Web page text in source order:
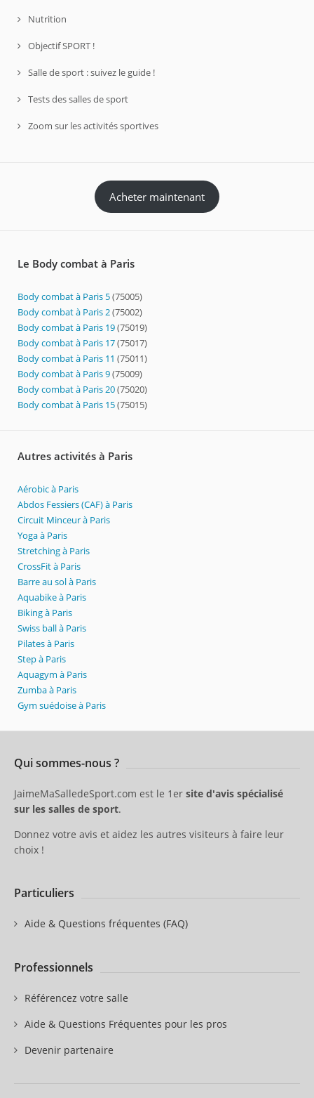
Nutrition
Objectif SPORT !
Salle de sport : suivez le guide !
Tests des salles de sport
Zoom sur les activités sportives
Acheter maintenant
Le Body combat à Paris
Body combat à Paris 5(75005)
Body combat à Paris 2(75002)
Body combat à Paris 19(75019)
Body combat à Paris 17(75017)
Body combat à Paris 11 (75011)
Body combat à Paris 9(75009)
Body combat à Paris 20(75020)
Body combat à Paris 15(75015)
Autres activités à Paris
Aérobic à Paris
Abdos Fessiers (CAF) à Paris
Circuit Minceur à Paris
Yoga à Paris
Stretching à Paris
CrossFit à Paris
Barre au sol à Paris
Aquabike à Paris
Biking à Paris
Swiss ball à Paris
Pilates à Paris
Step à Paris
Aquagym à Paris
Zumba à Paris
Gym suédoise à Paris
Qui sommes-nous ?
JaimeMaSalledeSport.com est le 1er site d'avis spécialisé
sur les salles de sport.
Donnez votre avis et aidez les autres visiteurs à faire leur
choix !
Particuliers
Aide & Questions fréquentes (FAQ)
Professionnels
Référencez votre salle
Aide & Questions Fréquentes pour les pros
Devenir partenaire